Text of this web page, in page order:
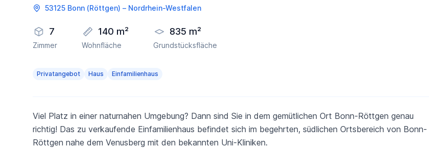
53125 Bonn (Röttgen) – Nordrhein-Westfalen
7
Zimmer
140 m²
Wohnfläche
835 m²
Grundstücksfläche
Privatangebot Haus Einfamilienhaus
Viel Platz in einer naturnahen Umgebung? Dann sind Sie in dem gemütlichen Ort Bonn-Röttgen genau
richtig! Das zu verkaufende Einfamilienhaus befindet sich im begehrten, südlichen Ortsbereich von Bonn-
Röttgen nahe dem Venusberg mit den bekannten Uni-Kliniken.